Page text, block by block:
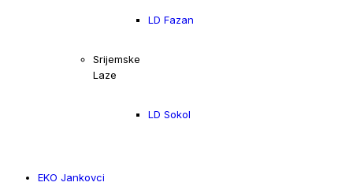
LD Fazan
Srijemske
Laze
LD Sokol
EKO Jankovci